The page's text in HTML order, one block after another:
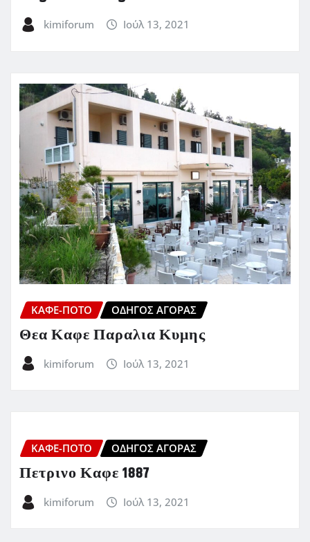
kimiforum Ιούλ 13, 2021
ΚΑΦΈ-ΠΟΤΌ ΟΔΗΓΌΣ ΑΓΟΡΆΣ
Θεα Καφε Παραλια Κυμης
kimiforum Ιούλ 13, 2021
ΚΑΦΈ-ΠΟΤΌ ΟΔΗΓΌΣ ΑΓΟΡΆΣ
Πετρινο Καφε 1887
kimiforum Ιούλ 13, 2021